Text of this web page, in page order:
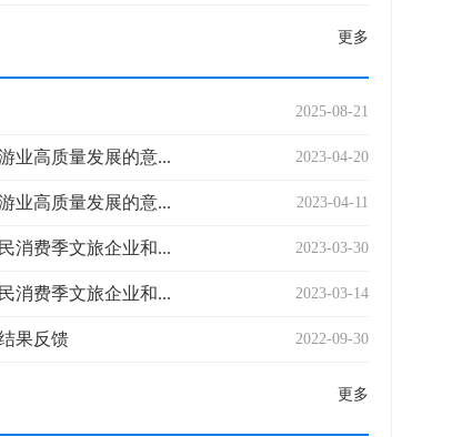
更多
2025-08-21
业高质量发展的意... 2023-04-20
业高质量发展的意... 2023-04-11
消费季文旅企业和... 2023-03-30
消费季文旅企业和... 2023-03-14
果反馈 2022-09-30
更多